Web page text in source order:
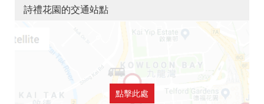
詩禮花園的交通站點
點擊此處